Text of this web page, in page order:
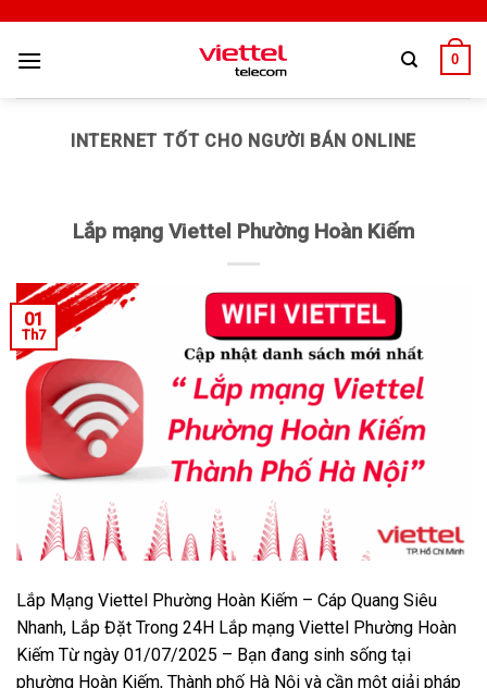
0
INTERNET TỐT CHO NGƯỜI BÁN ONLINE
Lắp mạng Viettel Phường Hoàn Kiếm
01
Th7
Lắp Mạng Viettel Phường Hoàn Kiếm – Cáp Quang Siêu
Nhanh, Lắp Đặt Trong 24H Lắp mạng Viettel Phường Hoàn
Kiếm Từ ngày 01/07/2025 – Bạn đang sinh sống tại
phường Hoàn Kiếm, Thành phố Hà Nội và cần một giải pháp